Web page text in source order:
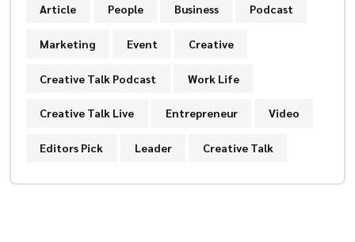
Article People Business Podcast
Marketing Event Creative
Creative Talk Podcast Work Life
Creative Talk Live Entrepreneur Video
Editors Pick Leader Creative Talk